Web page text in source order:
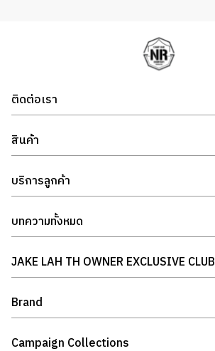
ติดต่อเรา
สินค้า
บริการลูกค้า
บทความทั้งหมด
JAKE LAH TH OWNER EXCLUSIVE CLUB
Brand
Campaign Collections